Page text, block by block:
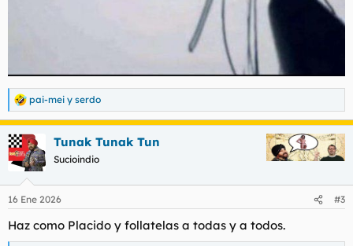
R
e
a
c
c
i
e
:
pai-mei y serdo
Tunak Tunak Tun
Sucioindio
16 Ene 2026 #3
Haz como Placido y follatelas a todas y a todos.